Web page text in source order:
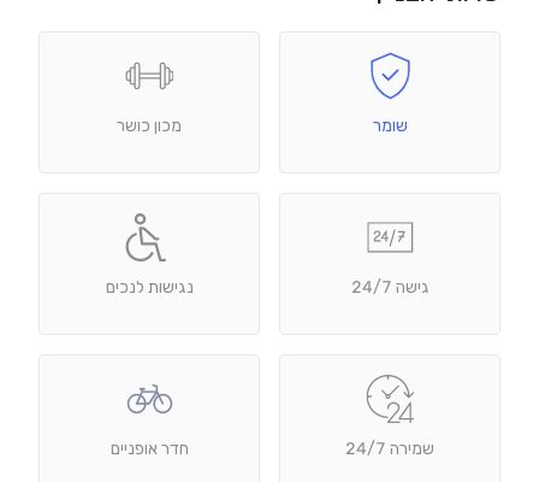
שומר מכון כושר
גישה 24/7 נגישות לנכים
שמירה 24/7 חדר אופניים